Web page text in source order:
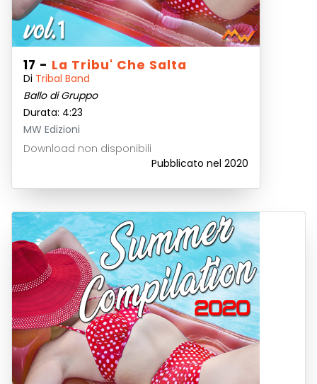
17 - La Tribu' Che Salta
Di Tribal Band
Ballo di Gruppo
Durata: 4:23
MW Edizioni
Download non disponibili
Pubblicato nel 2020